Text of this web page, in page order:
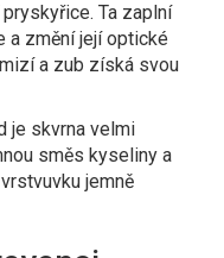
Ta zaplní
a změní její optické
a zub získá svou
je skvrna velmi
směs kyseliny a
jemně